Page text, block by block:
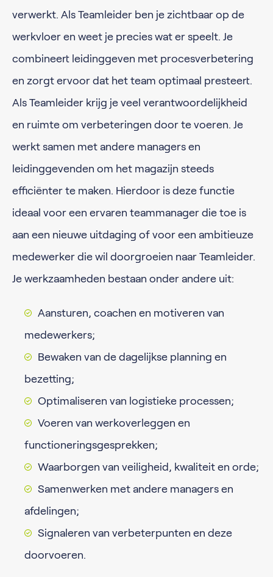
verwerkt. Als Teamleider ben je zichtbaar op de
werkvloer en weet je precies wat er speelt. Je
combineert leidinggeven met procesverbetering
en zorgt ervoor dat het team optimaal presteert.
Als Teamleider krijg je veel verantwoordelijkheid
en ruimte om verbeteringen door te voeren. Je
werkt samen met andere managers en
leidinggevenden om het magazijn steeds
efficiënter te maken. Hierdoor is deze functie
ideaal voor een ervaren teammanager die toe is
aan een nieuwe uitdaging of voor een ambitieuze
medewerker die wil doorgroeien naar Teamleider.
Je werkzaamheden bestaan onder andere uit:
Aansturen, coachen en motiveren van
medewerkers;
Bewaken van de dagelijkse planning en
bezetting;
Optimaliseren van logistieke processen;
Voeren van werkoverleggen en
functioneringsgesprekken;
Waarborgen van veiligheid, kwaliteit en orde;
Samenwerken met andere managers en
afdelingen;
Signaleren van verbeterpunten en deze
doorvoeren.